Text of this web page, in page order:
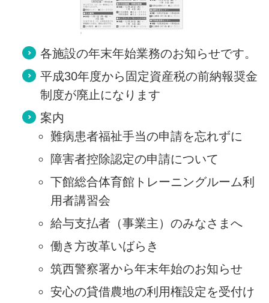
各施設の年末年始業務のお知らせです。
平成30年度から固定資産税の前納報奨金
制度が廃止になります
案内
難病患者福祉手当の申請を忘れずに
障害者控除認定の申請について
下館総合体育館トレーニングルーム利
用者講習会
給与支払者（事業主）のみなさまへ
働き方改革いばらき
筑西警察署から年末年始のお知らせ
安心の貸借農地の利用権設定を受付け